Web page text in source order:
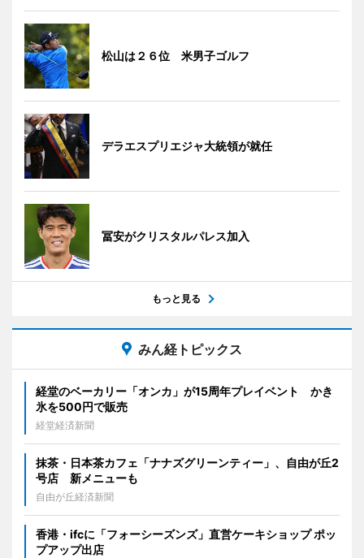
松山は２６位 米男子ゴルフ
デラエスプリエジャ大統領が就任
冨安がクリスタルパレス加入
もっと見る
みん経トピックス
経堂のベーカリー「オンカ」が15周年プレイベント かき
氷を500円で販売
経堂経済新聞
抹茶・日本茶カフェ「ナナズグリーンティー」、自由が丘2
号店 新メニューも
自由が丘経済新聞
香港・ifcに「フォーシーズンズ」直営ケーキショップ ポッ
プアップ出店